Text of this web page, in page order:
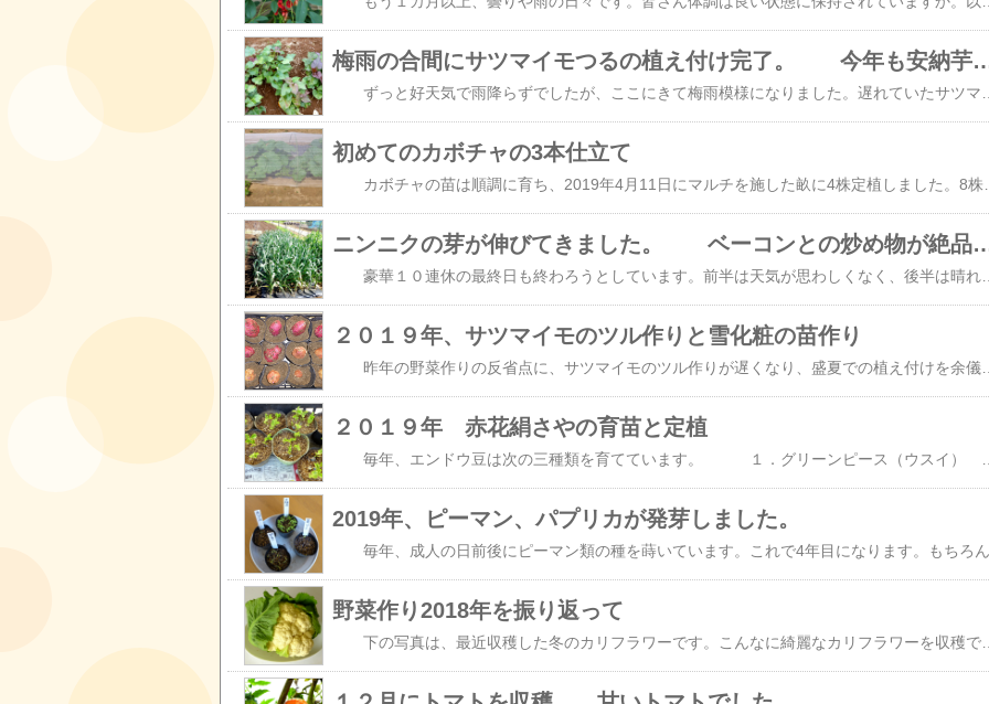
梅雨の合間にサツマイモつるの植え付け完了
初めてのカボチャの3本仕立て
ニンニクの芽が伸びてきました。 ベーコン
豪華１０連休の最終日も終わろうとしています。前半は天気が思わしくなく、後半は晴れ間が続きましたが大気の状況が不安定でした。菜園は、夏野菜の定植を中心に大忙しでした。 今年の野菜の出来は、玉ねぎやニンニクは調子が良く、そら豆は病気が入り思わしくありません。ニンニクは花芽が伸びてきました。 ニンニクの様子【写真クリックで拡大します】 ニンニクの芽と呼ばれるところを拡大してみました。ベーコンとの炒め物が絶品で楽しみです。 伸長してきたニンニクの芽 えんどう類三羽ガラスのスナップの様子です。もうすぐ実ができそうです。 スナップえんどう 絹さやエンドウの様子です。赤花絹さやと、大型絹さやが混ざっています。 赤花絹さや、大莢絹さや グリーンピースのウスイは、一番奥手です。 グリーンピース（ウスイ） 玉ねぎは今のところ病気も入らず、元気にツンと葉っぱが立っています。 大きくなった玉ねぎ
２０１９年、サツマイモのツル作りと雪化粧の苗作り
昨年の野菜作りの反省点に、サツマイモのツル作りが遅くなり、盛夏での植え付けを余儀なくされてしまい不作に終わったということがありました。その反省点に立ち、本年は、サツマイモのツル作りを早くから準備することにしました。【２０１９年１月３０日】 安納芋と紅はるかを各６本、写真のように鉢に植え付けました。赤い方が紅はるか、薄茶色が安納芋です。安納芋の方は、大部分に芽が見えます。 2019/1/30のサツマイモの様子【写真クリックで拡大します】【２０１９年２月６日】 写真のように変化は見られません。 2019/2/6のサツマイモの様子【２０１９年３月１２日】 安納芋は、一部の除いて順調に葉が生長しています。 2019/3/12 安納芋の様子 2019/3/12 安納芋の様子（拡大） 紅はるかは、安納芋に比べて生長が著しく遅い状況です。 2019/3/12 紅はるかの様子 2019/3/12 紅はるかの様子（拡大）【２０１９年３月２０日】 2019/3/20 安納芋の様子 2019/3/20 安納芋の様子（拡大） 暖かい快晴だったので、安納芋は、畑のビニールトンネルの中に移植しました。昨年は霜害を受けたので、トンネル内には寒さ避けのために、枯草を一杯に詰め込みました。 2019/3/20 紅はるかの様子 発芽点の生長の様子が変てこです。芋を引き抜いて根の様子を伺ってみました。何と、根は生えていませんでした。道理で、発育の様子が変なのでしょう。 2019/3/20 紅はるかの様子（拡大） 紅はるかの方は、もう少し家の中で様子を見たいと思います。 カボチャは、雪化粧を毎年作っています。３月５日に庭の空き地に種まきをしてキャップで覆っていました。３月１６日に発芽が確認されました。その４日後が下の写真です。相変わらずカボチャの発芽後の生長は、いつもたくましさを感じさせてくれます。 2019/3/20 雪化粧の様子 そっとキャップを取り、中を見てみました。元気溌剌な双葉がたくさん。 2019/3/20 雪化粧の発芽（拡大） ２枚の大きな羽根で大空へ羽ばたいて行きそうです。 2019/3/20 雪化粧の発芽（再拡大） ２～３日後に鉢上げして育苗してゆきたいと思っています。【２０１９年３月２１日 追記】 根が張らないうちに早速鉢上げしました。 2019/3/21 雪化粧の鉢上げ 風よけと防寒のためにキャップを被せました。 2019/3/21 雪化粧の鉢上げ、キャップ
２０１９年 赤花絹さやの育苗と定植
2019年、ピーマン、パプリカが発芽しました。
野菜作り2018年を振り返って
下の写真は、最近収穫した冬のカリフラワーです。こんなに綺麗なカリフラワーを収穫できたのは初めてかも知れません。これぞ家庭菜園の醍醐味です。 冬採りカリフラワー【写真クリックで拡大します】2018年の野菜作りを振り返ってみて 2018年の野菜作りを振り返り総括してみたいと思います。目的は、自己への備忘録、そして読者には参考のひとつとして。【悪かったこと、反省点】・大納言あずきの収量がゼロであった。 原因：台風により花が全部飛ばされてしまった。自然災害としてあきらめるべし。・ピーマン、パプリカ、シシトウ類の苗がひ弱であった。 原因：育苗の土質が酸性？ 石灰あるいは苦土石灰処理をすべし。 化成肥料に14%のものを使ったことが災いしたか。7%化成を使うべし。収穫まで時間がかかり、結果として収量が少なかった。・ジャガイモの植え付けが多過ぎた。総収量は、300㎏。 理由：新しい品種の【はるか】3㎏の植え付けが必要なかった。【シンシア】の植え付け量が6㎏と多過ぎた。・シンシアの種イモの入手ルートが少なくなった。 理由：近くのホームセンターでの取り扱いがなくなった。ネットで12月中に発注すべし。1月では在庫なしとなる。・サツマイモの植え付けが多過ぎた。 理由：紅はるか2畝、安納芋2畝で充分。1畝多過ぎた。・サツマイモの植え付けが遅くなった。 改良点：サツマイモの発芽を２月中に実施しなければ遅くなる。発芽させるサツマイモを半分土に埋めて蓄熱ストーブの前に置くことを試みる。・黒豆の収量が極端に少なかった。 理由：株を大きく育て過ぎ、枝が伸び過ぎて日当たりを悪くした。きちんと支柱を立てて、葉が繁りすぎた場合は剪定すべし。下の写真は、落ち穂ひろいの様な黒豆の収穫状況です。・カボチャ（雪化粧）の生長が遅かった 原因：苗を定植する畝の土質が良くなかった。十分に肥料を熟成させてから植え付けるべし。・大玉トマトに病気がはいった。 原因：周辺の収穫後の畝を充分に片付けなかった。春キャベツとグリーンピースから病気がはいった様な気がする。周囲の畝は清潔にすべし。 少ない黒豆の収穫風景（落穂拾いの様相）【良かったこと】・サツマイモの大きさが適当であった。 原因：マルチを敷かなかったことが、サイズの小型化につながった。・里芋、京イモの増量、サイズの大型化に成功 原因：株間と畝間を大きくした。・ナスの収量アップ 原因：良かれと信じていた米糠ボカシ肥料を極端に少なくした。肥料毒になっていた可能性が高い。米糠ボカシは今後中止にした方が良さそうだ？・冬のカリフラワー、ブロッコリー、白菜が豊富に収穫できた。 理由：7月末撒きの苗をホームセンターで購入した。自作苗にこだわらずに苗を購入したのが良かった。白菜は自家苗もうまく育って、時期ずらしの野菜も収穫出来た。